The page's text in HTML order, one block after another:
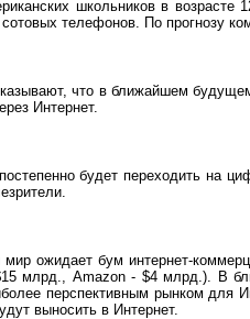
школьников в возрасте
телефонов. По прогнозу
что в ближайшем
Интернет.
будет переходить на
ожидает бум интернет-
15 млрд., Amazon- $4 млрд.). В
перспективным рынком для
выносить в Интернет.